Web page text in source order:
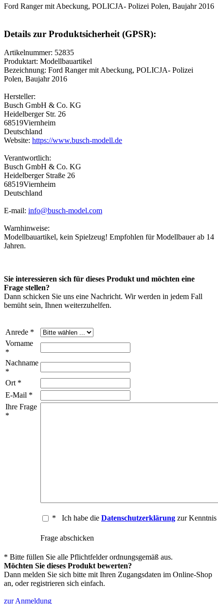
Ford Ranger mit Abeckung, POLICJA- Polizei Polen, Baujahr 2016
Details zur Produktsicherheit (GPSR):
Artikelnummer: 52835
Produktart: Modellbauartikel
Bezeichnung: Ford Ranger mit Abeckung, POLICJA- Polizei
Polen, Baujahr 2016
Hersteller:
Busch GmbH & Co. KG
Heidelberger Str. 26
68519Viernheim
Deutschland
Website: https://www.busch-modell.de
Verantwortlich:
Busch GmbH & Co. KG
Heidelberger Straße 26
68519Viernheim
Deutschland
E-mail: info@busch-model.com
Warnhinweise:
Modellbauartikel, kein Spielzeug! Empfohlen für Modellbauer ab 14
Jahren.
Sie interessieren sich für dieses Produkt und möchten eine
Frage stellen?
Dann schicken Sie uns eine Nachricht. Wir werden in jedem Fall
bemüht sein, Ihnen weiterzuhelfen.
Anrede *
Vorname
*
Nachname
*
Ort *
E-Mail *
Ihre Frage
*
* Ich habe die Datenschutzerklärung zur Kenntnis
Frage abschicken
* Bitte füllen Sie alle Pflichtfelder ordnungsgemäß aus.
Möchten Sie dieses Produkt bewerten?
Dann melden Sie sich bitte mit Ihren Zugangsdaten im Online-Shop
an, oder registrieren sich einfach.
zur Anmeldung